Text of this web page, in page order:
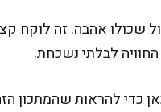
לבלתי נשכחת.
להראות שהמתכון